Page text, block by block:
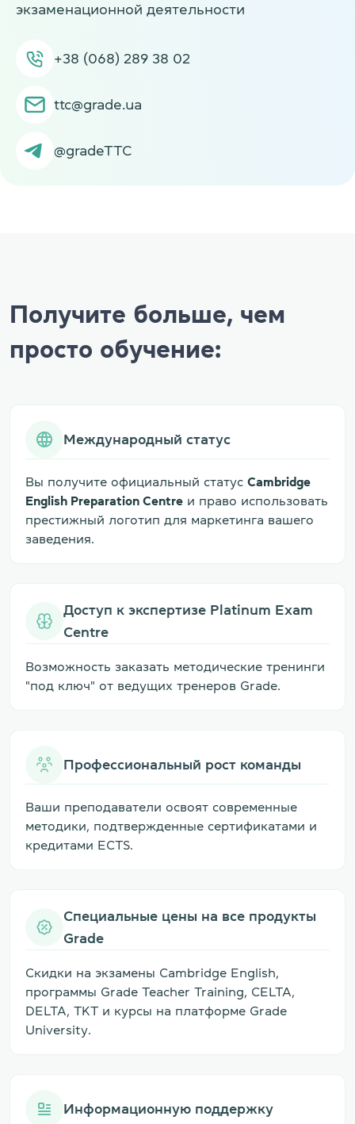
экзаменационной деятельности
+38 (068) 289 38 02
ttc@grade.ua
@gradeTTC
Получите больше, чем
просто обучение:
Международный статус
Вы получите официальный статус Cambridge
English Preparation Centre и право использовать
престижный логотип для маркетинга вашего
заведения.
Доступ к экспертизе Platinum Exam
Centre
Возможность заказать методические тренинги
"под ключ" от ведущих тренеров Grade.
Профессиональный рост команды
Ваши преподаватели освоят современные
методики, подтвержденные сертификатами и
кредитами ECTS.
Специальные цены на все продукты
Grade
Скидки на экзамены Cambridge English,
программы Grade Teacher Training, CELTA,
DELTA, TKT и курсы на платформе Grade
University.
Информационную поддержку